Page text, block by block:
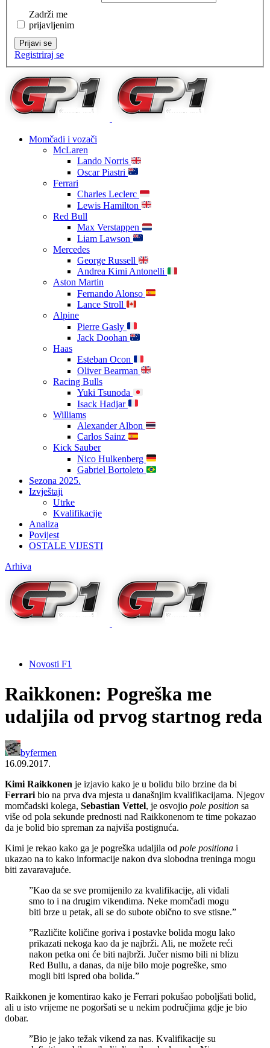
Zadrži me
prijavljenim
Prijavi se
Registriraj se
Momčadi i vozači
McLaren
Lando Norris
Oscar Piastri
Ferrari
Charles Leclerc
Lewis Hamilton
Red Bull
Max Verstappen
Liam Lawson
Mercedes
George Russell
Andrea Kimi Antonelli
Aston Martin
Fernando Alonso
Lance Stroll
Alpine
Pierre Gasly
Jack Doohan
Haas
Esteban Ocon
Oliver Bearman
Racing Bulls
Yuki Tsunoda
Isack Hadjar
Williams
Alexander Albon
Carlos Sainz
Kick Sauber
Nico Hulkenberg
Gabriel Bortoleto
Sezona 2025.
Izvještaji
Utrke
Kvalifikacije
Analiza
Povijest
OSTALE VIJESTI
Arhiva
Novosti F1
Raikkonen: Pogreška me
udaljila od prvog startnog reda
byfermen
16.09.2017.
Kimi Raikkonen je izjavio kako je u bolidu bilo brzine da bi
Ferrari bio na prva dva mjesta u današnjim kvalifikacijama. Njegov
momčadski kolega, Sebastian Vettel, je osvojio pole position sa
više od pola sekunde prednosti nad Raikkonenom te time pokazao
da je bolid bio spreman za najviša postignuća.
Kimi je rekao kako ga je pogreška udaljila od pole positiona i
ukazao na to kako informacije nakon dva slobodna treninga mogu
biti zavaravajuće.
”Kao da se sve promijenilo za kvalifikacije, ali viđali
smo to i na drugim vikendima. Neke momčadi mogu
biti brze u petak, ali se do subote obično to sve stisne.”
”Različite količine goriva i postavke bolida mogu lako
prikazati nekoga kao da je najbrži. Ali, ne možete reći
nakon petka oni će biti najbrži. Jučer nismo bili ni blizu
Red Bullu, a danas, da nije bilo moje pogreške, smo
mogli biti ispred oba bolida.”
Raikkonen je komentirao kako je Ferrari pokušao poboljšati bolid,
ali u isto vrijeme ne pogoršati se u nekim područjima gdje je bio
dobar.
”Bio je jako težak vikend za nas. Kvalifikacije su